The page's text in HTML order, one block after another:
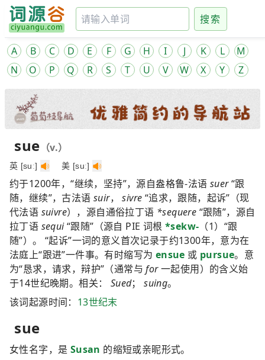
搜索
A B C D E F G H I J K L
M
N
O P Q R S T U V W X Y Z
sue （v.）
英 [suː] 美 [suː]
约于1200年，“继续，坚持”，源自盎格鲁-法语 suer“跟
随，继续”，古法语 suir，sivre “追求，跟随，起诉”（现
代法语 suivre），源自通俗拉丁语 *sequere “跟随”，源自
拉丁语 sequi“跟随”（源自 PIE 词根*sekw- （1）“跟
随”）。 “起诉”一词的意义首次记录于约1300年，意为在
法庭上“跟进”一件事。有时缩写为 ensue 或 pursue。意
为“恳求，请求，辩护”（通常与for一起使用）的含义始
于14世纪晚期。相关： Sued；suing。
该词起源时间： 13世纪末
sue
女性名字，是 Susan 的缩短或亲昵形式。